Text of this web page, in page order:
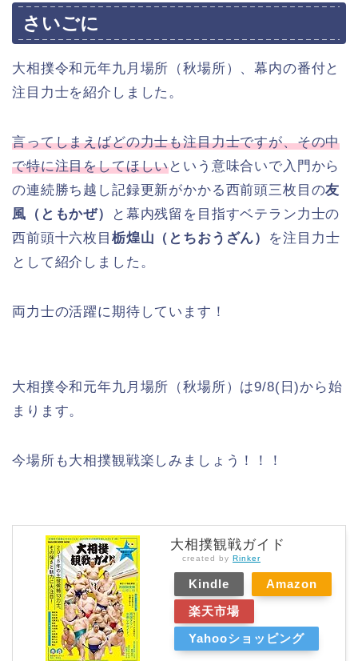
さいごに
大相撲令和元年九月場所（秋場所）、幕内の番付と
注目力士を紹介しました。
言ってしまえばどの力士も注目力士ですが、その中
で特に注目をしてほしいという意味合いで入門から
の連続勝ち越し記録更新がかかる西前頭三枚目の友
風（ともかぜ）
と幕内残留を目指すベテラン力士の
西前頭十六枚目 栃煌山（とちおうざん） を注目力士
として紹介しました。
両力士の活躍に期待しています！
大相撲令和元年九月場所（秋場所）は9/8(日)から始
まります。
今場所も大相撲観戦楽しみましょう！！！
大相撲観戦ガイド
created by Rinker
Kindle
Amazon
楽天市場
Yahooショッピング